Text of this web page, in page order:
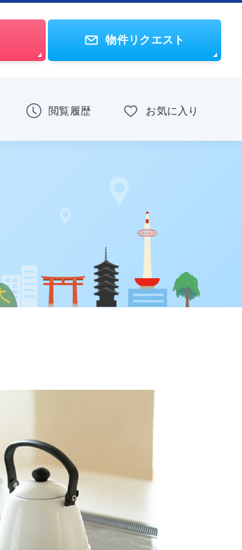
物件リクエスト
閲覧履歴 お気に入り